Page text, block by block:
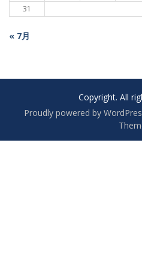
31
« 7月
Copyright. All
Proudly powered by